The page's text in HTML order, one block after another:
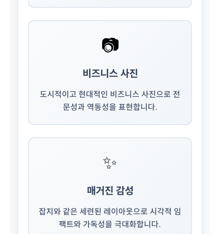
📷
비즈니스 사진
도시적이고 현대적인 비즈니스 사진으로 전
문성과 역동성을 표현합니다.
✨
매거진 감성
잡지와 같은 세련된 레이아웃으로 시각적 임
팩트와 가독성을 극대화합니다.